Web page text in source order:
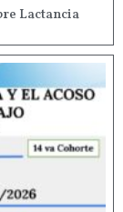
Lactancia